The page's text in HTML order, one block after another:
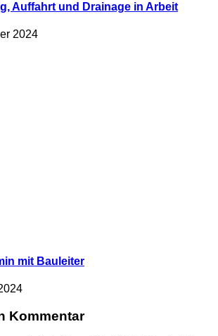
Auffahrt und Drainage in Arbeit
2024
mit Bauleiter
Kommentar